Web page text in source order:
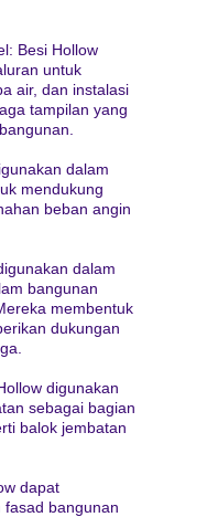
Besi Hollow
untuk
air, dan instalasi
tampilan yang
dalam
mendukung
beban angin
dalam
bangunan
membentuk
dukungan
digunakan
sebagai bagian
balok jembatan
dapat
bangunan